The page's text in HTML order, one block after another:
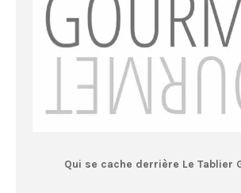
Qui se cache derrière Le Tablier